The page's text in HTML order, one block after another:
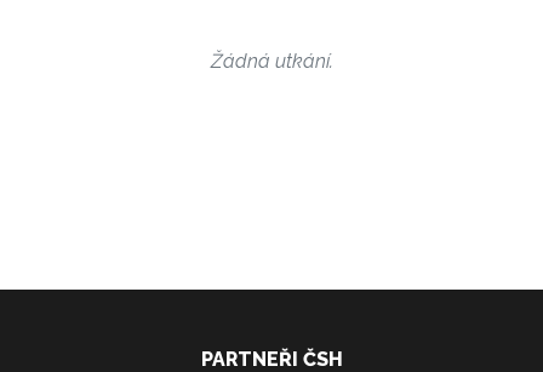
Žádná utkání.
PARTNEŘI ČSH